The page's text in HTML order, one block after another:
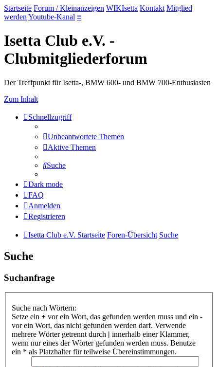
Startseite Forum / Kleinanzeigen WIKIsetta Kontakt Mitglied
werden Youtube-Kanal ≡
Isetta Club e.V. -
Clubmitgliederforum
Der Treffpunkt für Isetta-, BMW 600- und BMW 700-Enthusiasten
Zum Inhalt
Schnellzugriff
Unbeantwortete Themen
Aktive Themen
Suche
Dark mode
FAQ
Anmelden
Registrieren
Isetta Club e.V. Startseite Foren-Übersicht Suche
Suche
Suchanfrage
Suche nach Wörtern:
Setze ein + vor ein Wort, das gefunden werden muss und ein -
vor ein Wort, das nicht gefunden werden darf. Verwende
mehrere Wörter getrennt durch | innerhalb einer Klammer,
wenn nur eines der Wörter gefunden werden muss. Benutze
ein * als Platzhalter für teilweise Übereinstimmungen.